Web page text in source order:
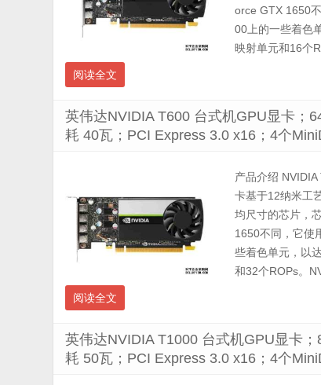
orce GTX 1650
00上的一些着色
映射单元和16个
阅读全文
英伟达NVIDIA T600 台式机GPU显卡；
耗 40瓦；PCI Express 3.0 x16；4个
产品介绍
卡基于12纳米工
均尺寸的芯片，
1650不同，它使
些着色单元，以
和32个ROPs。
阅读全文
英伟达NVIDIA T1000 台式机GPU显卡
耗 50瓦；PCI Express 3.0 x16；4个